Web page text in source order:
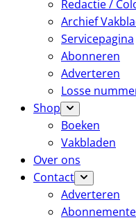
Redactie /
Archief
Servicepagina
Abonneren
Adverteren
Losse
Shop
Boeken
Vakbladen
Over ons
Contact
Adverteren